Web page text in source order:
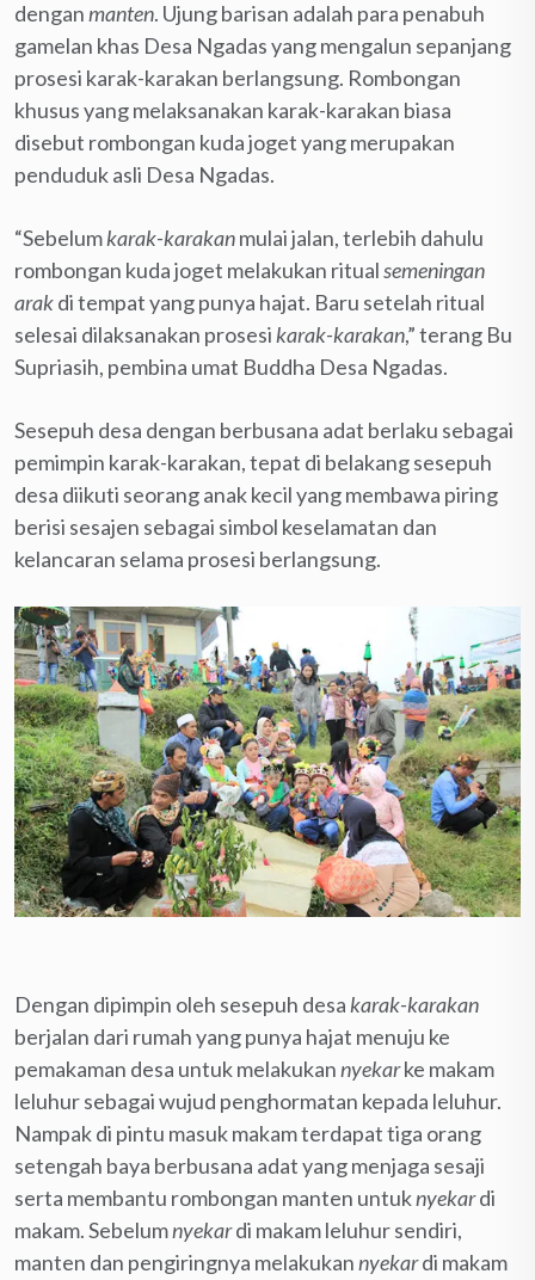
denganmanten. Ujung barisan adalah para penabuh
gamelan khas Desa Ngadas yang mengalun sepanjang
prosesi karak-karakan berlangsung. Rombongan
khusus yang melaksanakan karak-karakan biasa
disebut rombongan kuda joget yang merupakan
penduduk asli Desa Ngadas.
“Sebelumkarak-karakanmulai jalan, terlebih dahulu
rombongan kuda joget melakukan ritualsemeningan
arakdi tempat yang punya hajat. Baru setelah ritual
selesai dilaksanakan prosesi karak-karakan,” terang Bu
Supriasih, pembina umat Buddha Desa Ngadas.
Sesepuh desa dengan berbusana adat berlaku sebagai
pemimpin karak-karakan, tepat di belakang sesepuh
desa diikuti seorang anak kecil yang membawa piring
berisi sesajen sebagai simbol keselamatan dan
kelancaran selama prosesi berlangsung.
Dengan dipimpin oleh sesepuh desa karak-karakan
berjalan dari rumah yang punya hajat menuju ke
pemakaman desa untuk melakukannyekarke makam
leluhur sebagai wujud penghormatan kepada leluhur.
Nampak di pintu masuk makam terdapat tiga orang
setengah baya berbusana adat yang menjaga sesaji
serta membantu rombongan manten untuknyekardi
makam. Sebelumnyekardi makam leluhur sendiri,
manten dan pengiringnya melakukannyekardi makam